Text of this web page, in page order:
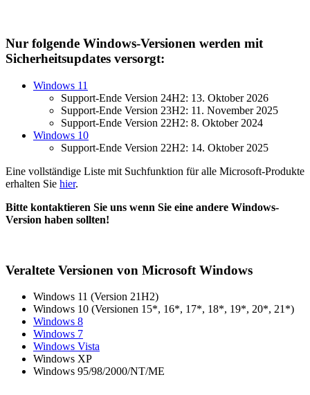
Nur folgende Windows-Versionen werden mit
Sicherheitsupdates versorgt:
Windows 11
Support-Ende Version 24H2: 13. Oktober 2026
Support-Ende Version 23H2: 11. November 2025
Support-Ende Version 22H2: 8. Oktober 2024
Windows 10
Support-Ende Version 22H2: 14. Oktober 2025
Eine vollständige Liste mit Suchfunktion für alle Microsoft-Produkte
erhalten Sie hier.
Bitte kontaktieren Sie uns wenn Sie eine andere Windows-
Version haben sollten!
Veraltete Versionen von Microsoft Windows
Windows 11 (Version 21H2)
Windows 10 (Versionen 15*, 16*, 17*, 18*, 19*, 20*, 21*)
Windows 8
Windows 7
Windows Vista
Windows XP
Windows 95/98/2000/NT/ME